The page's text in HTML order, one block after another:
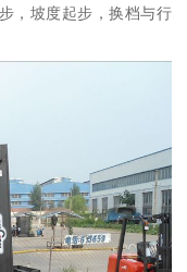
，坡度起步，换档与行